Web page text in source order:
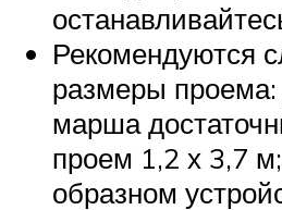
Рекомендуются
размеры
марша
проем 1,2 х 3,7
образном